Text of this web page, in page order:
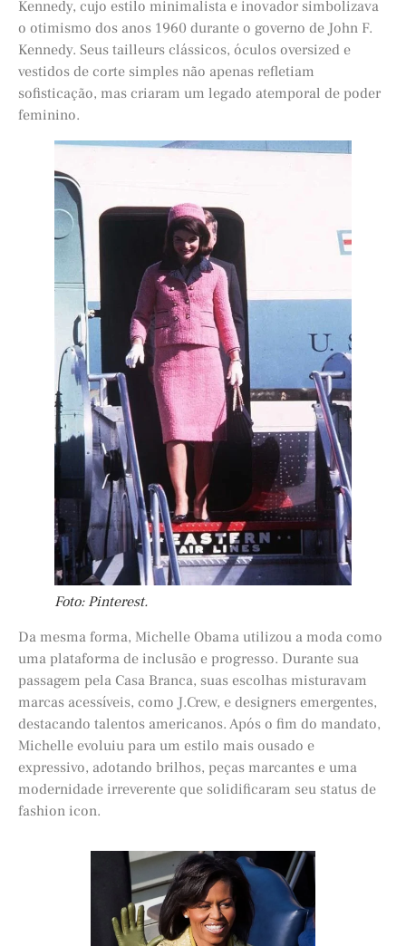
Kennedy, cujo estilo minimalista e inovador simbolizava
o otimismo dos anos 1960 durante o governo de John F.
Kennedy. Seus tailleurs clássicos, óculos oversized e
vestidos de corte simples não apenas refletiam
sofisticação, mas criaram um legado atemporal de poder
feminino.
Foto: Pinterest.
Da mesma forma, Michelle Obama utilizou a moda como
uma plataforma de inclusão e progresso. Durante sua
passagem pela Casa Branca, suas escolhas misturavam
marcas acessíveis, como J.Crew, e designers emergentes,
destacando talentos americanos. Após o fim do mandato,
Michelle evoluiu para um estilo mais ousado e
expressivo, adotando brilhos, peças marcantes e uma
modernidade irreverente que solidificaram seu status de
fashion icon.